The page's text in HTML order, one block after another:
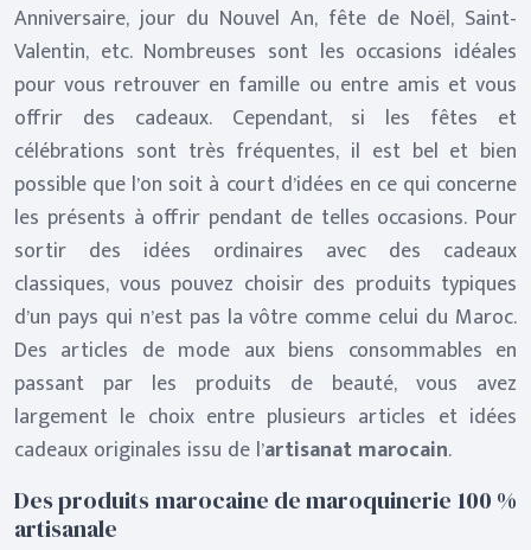
Anniversaire, jour du Nouvel An, fête de Noël, Saint-
Valentin, etc. Nombreuses sont les occasions idéales
pour vous retrouver en famille ou entre amis et vous
offrir des cadeaux. Cependant, si les fêtes et
célébrations sont très fréquentes, il est bel et bien
possible que l’on soit à court d’idées en ce qui concerne
les présents à offrir pendant de telles occasions. Pour
sortir des idées ordinaires avec des cadeaux
classiques, vous pouvez choisir des produits typiques
d’un pays qui n’est pas la vôtre comme celui du Maroc.
Des articles de mode aux biens consommables en
passant par les produits de beauté, vous avez
largement le choix entre plusieurs articles et idées
cadeaux originales issu de l’artisanat marocain.
Des produits marocaine de maroquinerie 100 %
artisanale